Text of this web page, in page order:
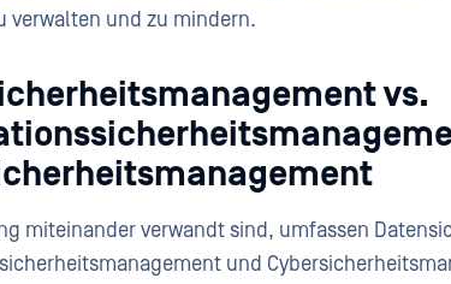
verwalten und zu mindern.
vs.
miteinander verwandt sind, umfassen
und